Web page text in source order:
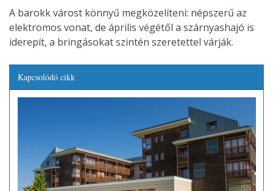
A barokk várost könnyű megközelíteni: népszerű az
elektromos vonat, de április végétől a szárnyashajó is
iderepít, a bringásokat szintén szeretettel várják.
Kapcsolódó cikk